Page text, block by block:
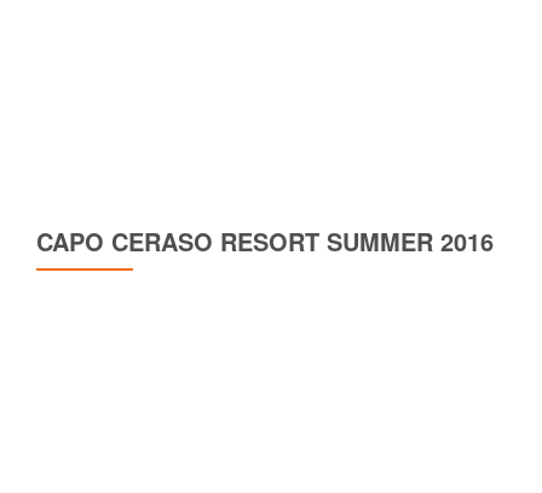
CAPO CERASO RESORT SUMMER 2016